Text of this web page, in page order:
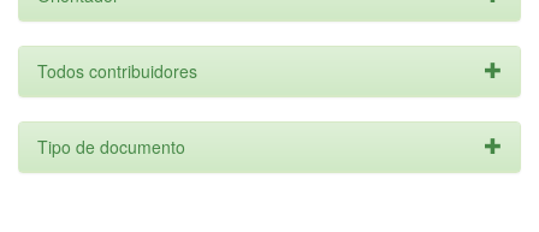
Todos contribuidores
Tipo de documento